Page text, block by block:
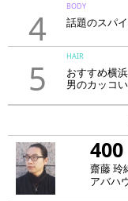
4
BODY
話題のスパ
5
HAIR
おすすめ横
男のカッコ
400
齋藤
アバハ